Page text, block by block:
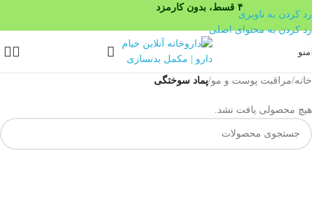
۴ قسط، بدون کارمزد
رد کردن به ناوبری
رد کردن به محتوای اصلی
منو
خانه/مراقبت پوست و مو/پماد سوختگی
هیچ محصولی یافت نشد.